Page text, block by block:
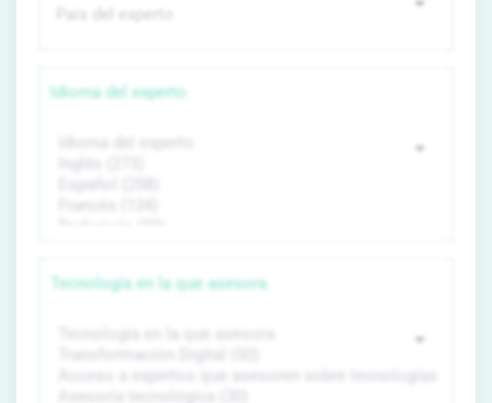
Idioma del experto
Tecnología en la que asesora